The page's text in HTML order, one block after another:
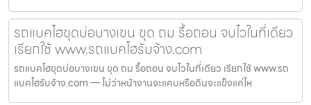
รถแบคโฮขุดบ่อบางเขน ขุด ถม รื้อถอน จบไวในที่เดียว
เรียกใช้ www.รถแบคโฮรับจ้าง.com
รถแบคโฮขุดบ่อบางเขน ขุด ถม รื้อถอน จบไวในที่เดียว เรียกใช้ www.รถ
แบคโฮรับจ้าง.com — ไม่ว่าหน้างานจะแคบหรือดินจะแข็งแค่ไห